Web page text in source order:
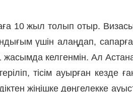
10 жыл толып отыр.
үшін алаңдап,
келгенмін. Ал
тісім ауырған
жіңішке дөңгелекке